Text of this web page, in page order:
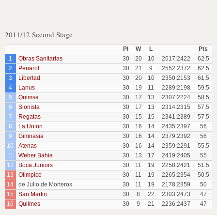
2011/12 Second Stage
Pl W L
Pts
1
Obras Sanitarias 30 20 10 2617:2422
62.5
2
Penarol 30 21 9 2552:2372
62.5
3
Libertad 30 20 10 2350:2153
61.5
4
Lanus 30 19 11 2289:2198
59.5
5
Quimsa 30 17 13 2307:2224
58.5
6
Sionista 30 17 13 2314:2315
57.5
7
Regatas 30 15 15 2341:2389
57.5
8
La Union 30 16 14 2435:2397
56
9
Gimnasia 30 16 14 2379:2392
56
10
Atenas 30 16 14 2359:2291
55.5
11
Weber Bahia 30 13 17 2419:2405
55
12
Boca Juniors 30 11 19 2258:2421
51.5
13
Olimpico 30 11 19 2265:2354
50.5
14
de Julio de Morteros 30 11 19 2178:2359
50
15
San Martin 30 8 22 2303:2473
47
16
Quilmes 30 9 21 2236:2437 47